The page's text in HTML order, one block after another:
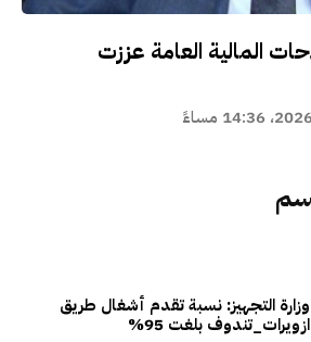
المالية العامة عززت
وزارة التجهيز: نسبة تقدم أشغال طريق
ازويرات_تندوف بلغت 95%